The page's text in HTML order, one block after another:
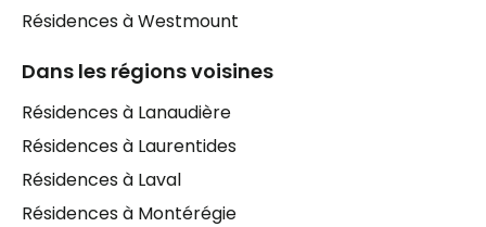
Résidences à Westmount
Dans les régions voisines
Résidences à Lanaudière
Résidences à Laurentides
Résidences à Laval
Résidences à Montérégie